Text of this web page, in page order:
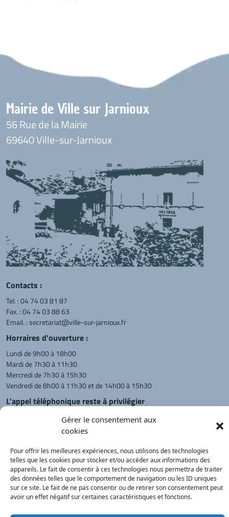
Gérer le consentement aux
cookies
Pour offrir les meilleures expériences, nous utilisons des technologies
telles que les cookies pour stocker et/ou accéder aux informations des
appareils. Le fait de consentir à ces technologies nous permettra de traiter
des données telles que le comportement de navigation ou les ID uniques
sur ce site. Le fait de ne pas consentir ou de retirer son consentement peut
avoir un effet négatif sur certaines caractéristiques et fonctions.
Mairie de Ville sur Jarnioux
56 Rue de la Mairie
69640 Ville-sur-Jarnioux
Contacts :
Tel. :04 74 03 81 87
Fax. : 04 74 03 88 63
Email. :secretariat@ville-sur-jarnioux.fr
Horraires d'ouverture :
Lundi de 9h00 à 18h00
Mardi de 7h30 à 11h30
Mercredi de 7h30 à 15h30
Vendredi de 8h00 à 11h30 et de 14h00 à 15h30
L'appel téléphonique reste à privilégier
Monsieur le Maire et les adjoints
reçoivent sur rendez-vous.
Retour à l'accueil Actualités PanneauPocket Recherche
Démarches
Contacts
Mentions
Plan du site